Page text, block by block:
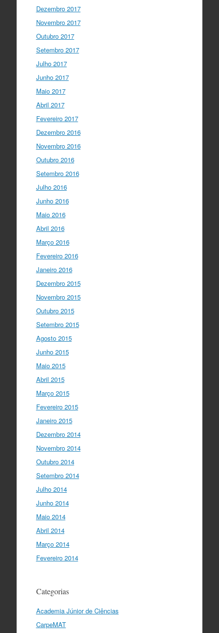
Dezembro 2017
Novembro 2017
Outubro 2017
Setembro 2017
Julho 2017
Junho 2017
Maio 2017
Abril 2017
Fevereiro 2017
Dezembro 2016
Novembro 2016
Outubro 2016
Setembro 2016
Julho 2016
Junho 2016
Maio 2016
Abril 2016
Março 2016
Fevereiro 2016
Janeiro 2016
Dezembro 2015
Novembro 2015
Outubro 2015
Setembro 2015
Agosto 2015
Junho 2015
Maio 2015
Abril 2015
Março 2015
Fevereiro 2015
Janeiro 2015
Dezembro 2014
Novembro 2014
Outubro 2014
Setembro 2014
Julho 2014
Junho 2014
Maio 2014
Abril 2014
Março 2014
Fevereiro 2014
Categorias
Academia Júnior de Ciências
CarpeMAT